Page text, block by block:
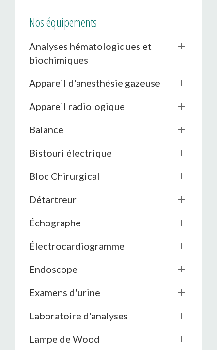
Nos équipements
Analyses hématologiques et
biochimiques
Appareil d'anesthésie gazeuse
Appareil radiologique
Balance
Bistouri électrique
Bloc Chirurgical
Détartreur
Échographe
Électrocardiogramme
Endoscope
Examens d'urine
Laboratoire d'analyses
Lampe de Wood